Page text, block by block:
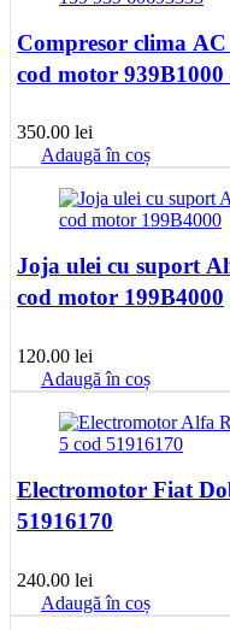
Compresor clima
cod motor 939B1000
350.00 lei
Adaugă în coș
Joja ulei cu suport
cod motor 199B4000
120.00 lei
Adaugă în coș
Electromotor Fiat
51916170
240.00 lei
Adaugă în coș